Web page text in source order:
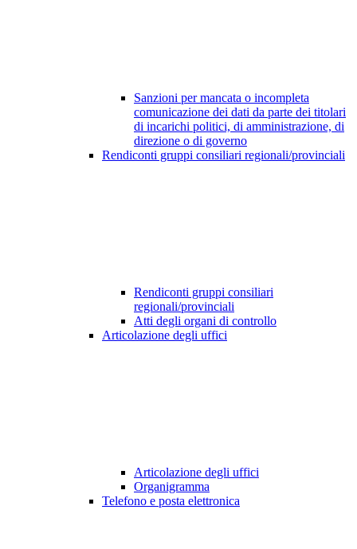
Sanzioni per mancata o incompleta
comunicazione dei dati da parte dei titolari
di incarichi politici, di amministrazione, di
direzione o di governo
Rendiconti gruppi consiliari regionali/provinciali
Rendiconti gruppi consiliari
regionali/provinciali
Atti degli organi di controllo
Articolazione degli uffici
Articolazione degli uffici
Organigramma
Telefono e posta elettronica